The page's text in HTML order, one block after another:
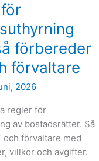
förbereder
förvaltare
2026
regler för
av bostadsrätter. Så
förvaltare med
villkor och avgifter.